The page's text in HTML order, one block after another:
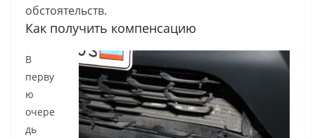
обстоятельств.
Как получить компенсацию
В
перву
ю
очере
дь